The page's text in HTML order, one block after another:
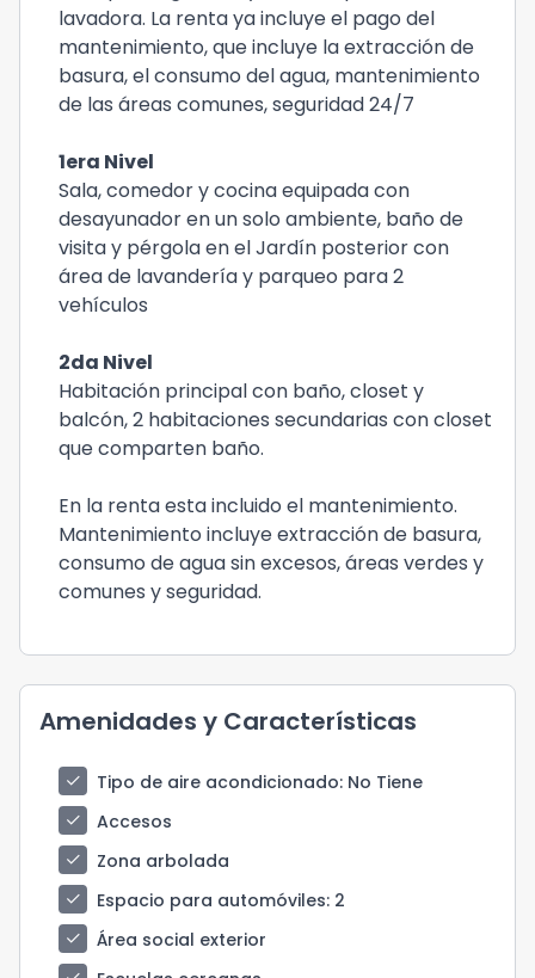
lavadora. La renta ya incluye el pago del
mantenimiento, que incluye la extracción de
basura, el consumo del agua, mantenimiento
de las áreas comunes, seguridad 24/7
1era Nivel
Sala, comedor y cocina equipada con
desayunador en un solo ambiente, baño de
visita y pérgola en el Jardín posterior con
área de lavandería y parqueo para 2
vehículos
2da Nivel
Habitación principal con baño, closet y
balcón, 2 habitaciones secundarias con closet
que comparten baño.
En la renta esta incluido el mantenimiento.
Mantenimiento incluye extracción de basura,
consumo de agua sin excesos, áreas verdes y
comunes y seguridad.
Amenidades y Características
check Tipo de aire acondicionado: No Tiene
check
Accesos
check
Zona arbolada
check
Espacio para automóviles: 2
check
Área social exterior